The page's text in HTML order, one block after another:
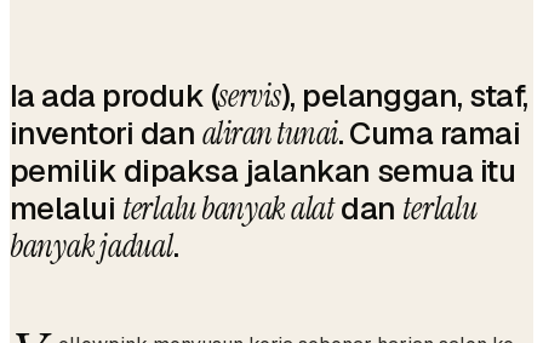
Ia ada produk (servis), pelanggan, staf,
inventori dan aliran tunai. Cuma ramai
pemilik dipaksa jalankan semua itu
melalui terlalu banyak alatdan terlalu
banyak jadual.